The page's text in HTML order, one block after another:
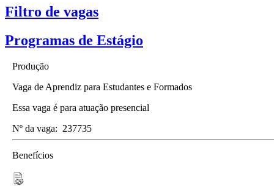
Filtro de vagas
Programas de Estágio
Produção
Vaga de Aprendiz para Estudantes e Formados
Essa vaga é para atuação presencial
Nº da vaga: 237735
Benefícios